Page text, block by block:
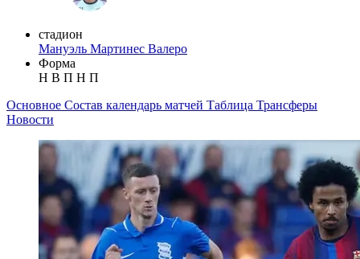
стадион
Мануэль Мартинес Валеро
Форма
Н В П Н П
Основное Состав календарь матчей Таблица Трансферы
Новости